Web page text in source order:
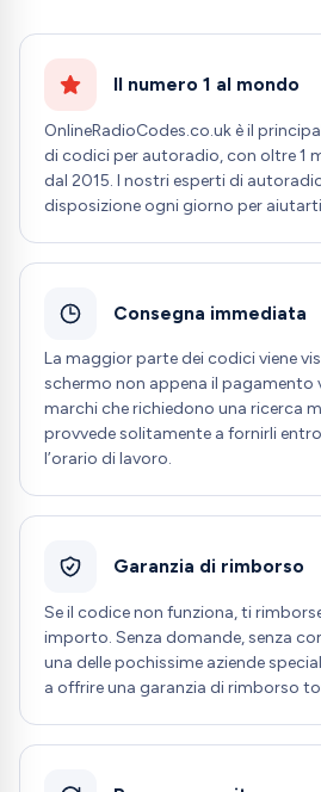
Il numero 1 al mondo
OnlineRadioCodes.co.uk è il
di codici per autoradio, con oltre 1
dal 2015. I nostri esperti di
disposizione ogni giorno per
Consegna immediata
La maggior parte dei codici viene
schermo non appena il pagamento
marchi che richiedono una ricerca
provvede solitamente a fornirli
l’orario di lavoro.
Garanzia di rimborso
Se il codice non funziona, ti
importo. Senza domande, senza
una delle pochissime aziende
a offrire una garanzia di rimborso